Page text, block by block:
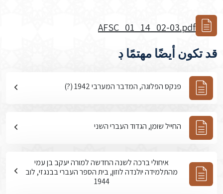
AFSC_01_14_02-03.pdf
قد تكون أيضًا مهتمًا ڊ
פנקס הפלוגה, המדבר המערבי 1942 (?)
החייל שומן, הגדוד העברי השני
איחולי ברכה לשנה החדשה למורה יעקב בן עמי
מהתלמידה יולנדה לוזון, בית הספר העברי בבנגזי, לוב
1944